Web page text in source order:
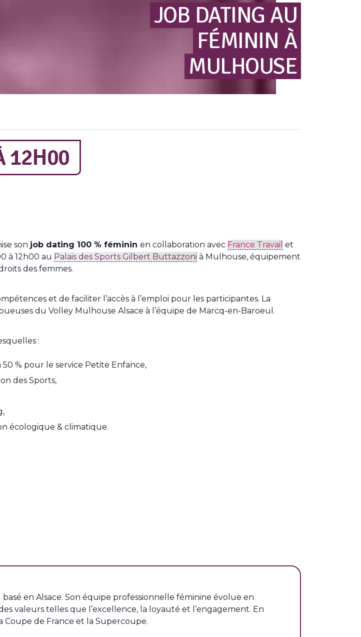
JOB DATING AU
FÉMININ À
MULHOUSE
12H00
son job dating 100 % féminin en collaboration avec France Travail et
à 12h00 au Palais des Sports Gilbert Buttazzoni à Mulhouse, équipement
des femmes.
et de faciliter l’accès à l’emploi pour les participantes. La
du Volley Mulhouse Alsace à l’équipe de Marcq-en-Baroeul.
:
% pour le service Petite Enfance,
des Sports,
écologique & climatique.
en Alsace. Son équipe professionnelle féminine évolue en
valeurs telles que l’excellence, la loyauté et l’engagement. En
Coupe de France et la Supercoupe.